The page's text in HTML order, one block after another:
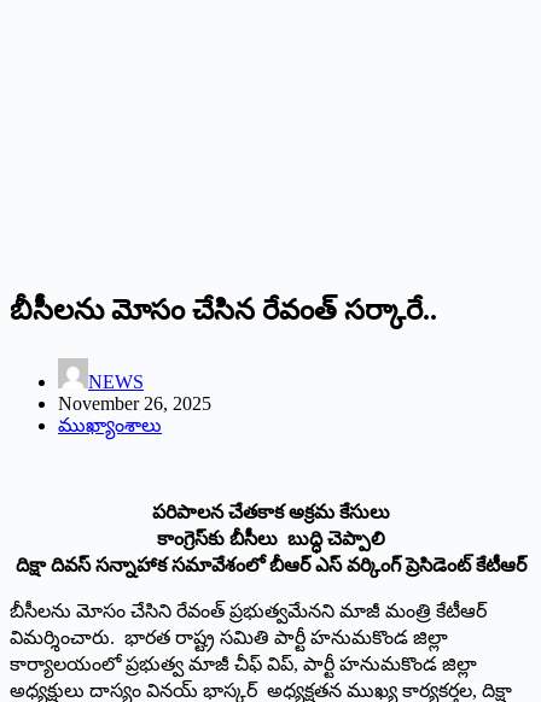
బీసీలను మోసం చేసిన రేవంత్ సర్కారే..
NEWS
November 26, 2025
ముఖ్యాంశాలు
పరిపాలన చేతకాక అక్రమ కేసులు
కాంగ్రెస్‌కు బీసీలు బుద్ధి చెప్పాలి
దిక్షా దివస్ సన్నాహాక సమావేశంలో బీఆర్ ఎస్ వ‌ర్కింగ్ ప్రెసిడెంట్‌ కేటీఆర్
బీసీల‌ను మోసం చేసిని రేవంత్ ప్ర‌భుత్వ‌మేన‌ని మాజీ మంత్రి కేటీఆర్
విమ‌ర్శించారు. భారత రాష్ట్ర సమితి పార్టీ హనుమకొండ జిల్లా
కార్యాలయంలో ప్రభుత్వ మాజీ చీఫ్ విప్, పార్టీ హనుమకొండ జిల్లా
అధ్యక్షులు దాస్యం వినయ్ భాస్కర్ అధ్యక్షతన ముఖ్య కార్యకర్తల, దిక్షా